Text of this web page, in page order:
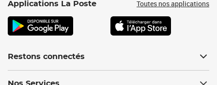
Applications La Poste Toutes nos applications
Restons connectés